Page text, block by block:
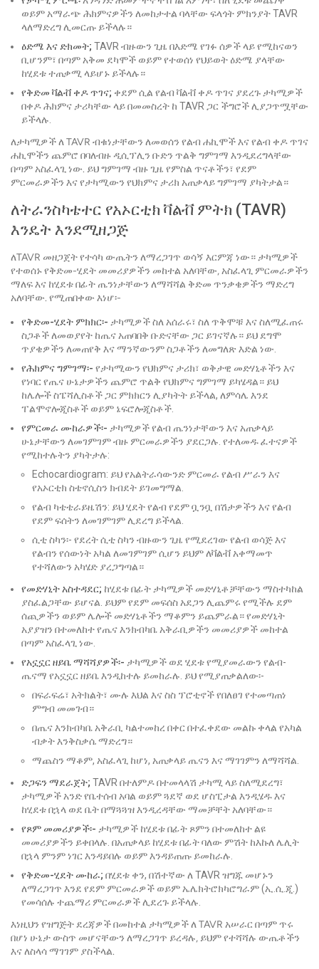
ወይም አማራጭ ሕክምናዎችን ለመከታተል ባላቸው ፍላጎት ምክንያት TAVR
ላለማድረግ ሊመርጡ ይችላሉ።
ዕድሜ እና ድክመት; TAVR ብዙውን ጊዜ በእድሜ የገፉ ሰዎች ላይ የሚከናወን
ቢሆንም፣ በጣም አቅመ ደካሞች ወይም የተወሰነ የህይወት ዕድሜ ያላቸው
ከሂደቱ ተጠቃሚ ላይሆኑ ይችላሉ።
የቅድመ ቫልቭ ቀዶ ጥገና; ቀደም ሲል የልብ ቫልቭ ቀዶ ጥገና ያደረጉ ታካሚዎች
በቀዶ ሕክምና ታሪካቸው ላይ በመመስረት ከ TAVR ጋር ችግሮች ሊያጋጥሟቸው
ይችላሉ.
ለታካሚዎች ለ TAVR ብቁነታቸውን ለመወሰን የልብ ሐኪሞች እና የልብ ቀዶ ጥገና
ሐኪሞችን ጨምሮ በባለብዙ ዲሲፕሊን ቡድን ጥልቅ ግምገማ እንዲደረግላቸው
በጣም አስፈላጊ ነው. ይህ ግምገማ ብዙ ጊዜ የምስል ጥናቶችን፣ የደም
ምርመራዎችን እና የታካሚውን የህክምና ታሪክ አጠቃላይ ግምገማ ያካትታል።
ለትራንስካቴተር የአኦርቲክ ቫልቭ ምትክ (TAVR)
እንዴት እንደሚዘጋጅ
ለTAVR መዘጋጀት የተሳካ ውጤትን ለማረጋገጥ ወሳኝ እርምጃ ነው። ታካሚዎች
የተወሰኑ የቅድመ-ሂደት መመሪያዎችን መከተል አለባቸው, አስፈላጊ ምርመራዎችን
ማለፍ እና ከሂደቱ በፊት ጤንነታቸውን ለማሻሻል ቅድመ ጥንቃቄዎችን ማድረግ
አለባቸው. የሚጠበቀው እነሆ፡-
የቅድመ-ሂደት ምክክር፡- ታካሚዎች ስለ አሰራሩ፣ ስለ ጥቅሞቹ እና ስለሚፈጠሩ
ስጋቶች ለመወያየት ከጤና አጠባበቅ ቡድናቸው ጋር ይገናኛሉ። ይህ ደግሞ
ጥያቄዎችን ለመጠየቅ እና ማንኛውንም ስጋቶችን ለመግለጽ እድል ነው.
የሕክምና ግምገማ፡- የታካሚውን የህክምና ታሪክ፣ ወቅታዊ መድሃኒቶችን እና
የነባር የጤና ሁኔታዎችን ጨምሮ ጥልቅ የህክምና ግምገማ ይካሄዳል። ይህ
ከሌሎች ስፔሻሊስቶች ጋር ምክክርን ሊያካትት ይችላል, ለምሳሌ እንደ
ፐልሞኖሎጂስቶች ወይም ኔፍሮሎጂስቶች.
የምርመራ ሙከራዎች፡- ታካሚዎች የልብ ጤንነታቸውን እና አጠቃላይ
ሁኔታቸውን ለመገምገም ብዙ ምርመራዎችን ያደርጋሉ. የተለመዱ ፈተናዎች
የሚከተሉትን ያካትታሉ:
Echocardiogram: ይህ የአልትራሳውንድ ምርመራ የልብ ሥራን እና
የአኦርቲክ ስቴኖሲስን ክብደት ይገመግማል.
የልብ ካቴቴራይዜሽን: ይህ ሂደት የልብ የደም ቧንቧ በሽታዎችን እና የልብ
የደም ፍሰትን ለመገምገም ሊደረግ ይችላል.
ሲቲ ስካን፡- የደረት ሲቲ ስካን ብዙውን ጊዜ የሚደረገው የልብ ወሳጅ እና
የልብን የሰውነት አካል ለመገምገም ሲሆን ይህም ለቫልቭ አቀማመጥ
የተሻለውን አካሄድ ያረጋግጣል።
የመድሃኒት አስተዳደር; ከሂደቱ በፊት ታካሚዎች መድሃኒቶቻቸውን ማስተካከል
ያስፈልጋቸው ይሆናል. ይህም የደም መፍሰስ አደጋን ሊጨምሩ የሚችሉ ደም
ሰጪዎችን ወይም ሌሎች መድሃኒቶችን ማቆምን ይጨምራል። የመድሃኒት
አያያዝን በተመለከተ የጤና እንክብካቤ አቅራቢዎችን መመሪያዎች መከተል
በጣም አስፈላጊ ነው.
የአኗኗር ዘይቤ ማሻሻያዎች፡- ታካሚዎች ወደ ሂደቱ የሚያመራውን የልብ-
ጤናማ የአኗኗር ዘይቤ እንዲከተሉ ይመከራሉ. ይህ የሚያጠቃልለው፡-
በፍራፍሬ፣ አትክልት፣ ሙሉ እህል እና ስስ ፕሮቲኖች የበለፀገ የተመጣጠነ
ምግብ መመገብ።
በጤና እንክብካቤ አቅራቢ ካልተመከረ በቀር በተፈቀደው መልኩ ቀላል የአካል
ብቃት እንቅስቃሴ ማድረግ።
ማጨስን ማቆም, አስፈላጊ ከሆነ, አጠቃላይ ጤናን እና ማገገምን ለማሻሻል.
ድጋፍን ማደራጀት; TAVR በተለምዶ በተመላላሽ ታካሚ ላይ ስለሚደረግ፣
ታካሚዎች አንድ የቤተሰብ አባል ወይም ጓደኛ ወደ ሆስፒታል እንዲሄዱ እና
ከሂደቱ በኋላ ወደ ቤት በማጓጓዝ እንዲረዳቸው ማመቻቸት አለባቸው።
የጾም መመሪያዎች፡- ታካሚዎች ከሂደቱ በፊት ጾምን በተመለከተ ልዩ
መመሪያዎችን ይቀበላሉ. በአጠቃላይ ከሂደቱ በፊት ባለው ምሽት ከእኩለ ሌሊት
በኋላ ምንም ነገር እንዳይበሉ ወይም እንዳይጠጡ ይመከራሉ.
የቅድመ-ሂደት ሙከራ; በሂደቱ ቀን, በሽተኛው ለ TAVR ዝግጁ መሆኑን
ለማረጋገጥ እንደ የደም ምርመራዎች ወይም ኤሌክትሮክካሮግራም (ኢ.ሲ.ጂ.)
የመሳሰሉ ተጨማሪ ምርመራዎች ሊደረጉ ይችላሉ.
እነዚህን የዝግጅት ደረጃዎች በመከተል ታካሚዎች ለ TAVR አሠራር በጣም ጥሩ
በሆነ ሁኔታ ውስጥ መሆናቸውን ለማረጋገጥ ይረዳሉ, ይህም የተሻሻሉ ውጤቶችን
እና ለስላሳ ማገገም ያስችላል.